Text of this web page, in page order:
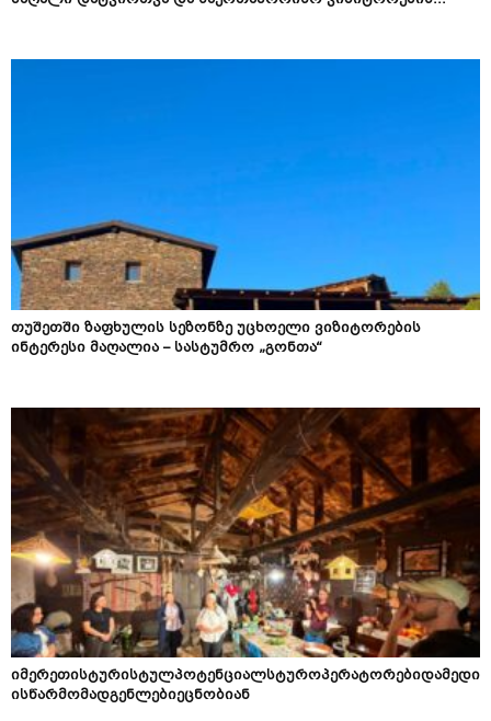
თუშეთში ზაფხულის სეზონზე უცხოელი ვიზიტორების
ინტერესი მაღალია – სასტუმრო „გონთა“
იმერეთისტურისტულპოტენციალსტუროპერატორებიდამედი
ისწარმომადგენლებიეცნობიან